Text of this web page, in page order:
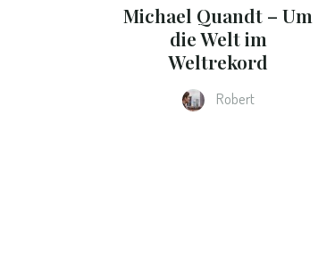
Michael Quandt – Um
die Welt im
Weltrekord
Robert